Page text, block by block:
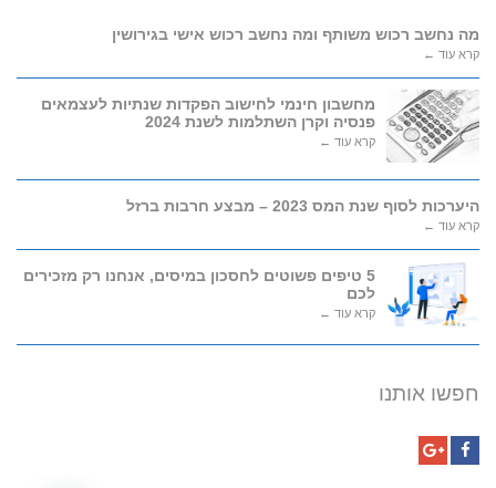
מה נחשב רכוש משותף ומה נחשב רכוש אישי בגירושין
קרא עוד ←
מחשבון חינמי לחישוב הפקדות שנתיות לעצמאים
פנסיה וקרן השתלמות לשנת 2024
קרא עוד ←
היערכות לסוף שנת המס 2023 – מבצע חרבות ברזל
קרא עוד ←
5 טיפים פשוטים לחסכון במיסים, אנחנו רק מזכירים
לכם
קרא עוד ←
חפשו אותנו